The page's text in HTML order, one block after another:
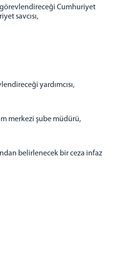
görevlendireceği Cumhuriyet
savcısı,
yardımcısı,
merkezi şube müdürü,
belirlenecek bir ceza infaz